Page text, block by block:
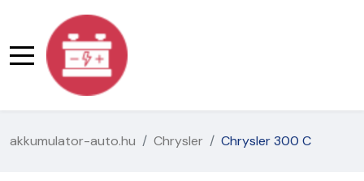
akkumulator-auto.hu Chrysler Chrysler 300 C